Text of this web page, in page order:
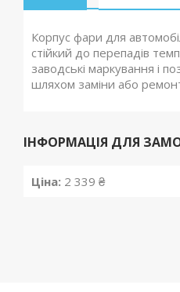
Корпус фари для
стійкий до перепадів
заводські маркування і
шляхом заміни або
ІНФОРМАЦІЯ ДЛЯ
Ціна: 2 339 ₴